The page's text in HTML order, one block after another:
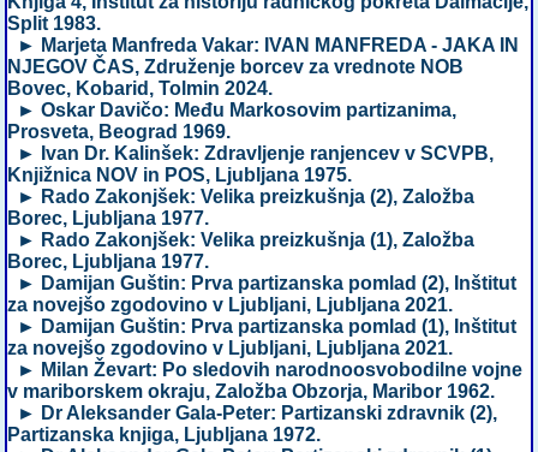
Split 1983.
► Marjeta Manfreda Vakar: IVAN MANFREDA - JAKA IN
NJEGOV ČAS, Združenje borcev za vrednote NOB
Bovec, Kobarid, Tolmin 2024.
► Oskar Davičo: Među Markosovim partizanima,
Prosveta, Beograd 1969.
► Ivan Dr. Kalinšek: Zdravljenje ranjencev v SCVPB,
Knjižnica NOV in POS, Ljubljana 1975.
► Rado Zakonjšek: Velika preizkušnja (2), Založba
Borec, Ljubljana 1977.
► Rado Zakonjšek: Velika preizkušnja (1), Založba
Borec, Ljubljana 1977.
► Damijan Guštin: Prva partizanska pomlad (2), Inštitut
za novejšo zgodovino v Ljubljani, Ljubljana 2021.
► Damijan Guštin: Prva partizanska pomlad (1), Inštitut
za novejšo zgodovino v Ljubljani, Ljubljana 2021.
► Milan Ževart: Po sledovih narodnoosvobodilne vojne
v mariborskem okraju, Založba Obzorja, Maribor 1962.
► Dr Aleksander Gala-Peter: Partizanski zdravnik (2),
Partizanska knjiga, Ljubljana 1972.